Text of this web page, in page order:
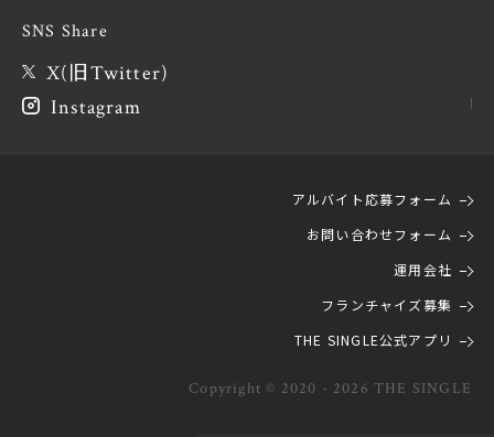
SNS Share
Instagram
X(旧Twitter)
Copyright © 2020 - 2026 THE SINGLE
アルバイト応募フォーム
お問い合わせフォーム
運用会社
フランチャイズ募集
THE SINGLE公式アプリ